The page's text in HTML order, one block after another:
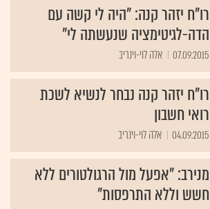
רו"ח יזהר קנה: "היה לי קשה עם
הדה-לגיטימציה שנעשתה לי"
07.09.2015 אלה לוי-וינריב
רו"ח יזהר קנה נבחר לנשיא לשכת
רואי חשבון
04.09.2015 אלה לוי-וינריב
מנירב: "אפעל מול הרגולטורים ללא
חשש וללא התרפסות"